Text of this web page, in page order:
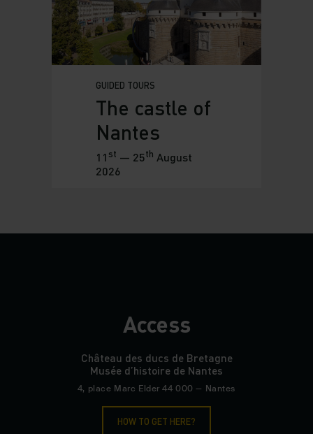
GUIDED TOURS
The castle of
Nantes
11 st — 25th August
2026
Access
Château des ducs de Bretagne
Musée d’histoire de Nantes
4, place Marc Elder 44 000 — Nantes
HOW TO GET HERE?